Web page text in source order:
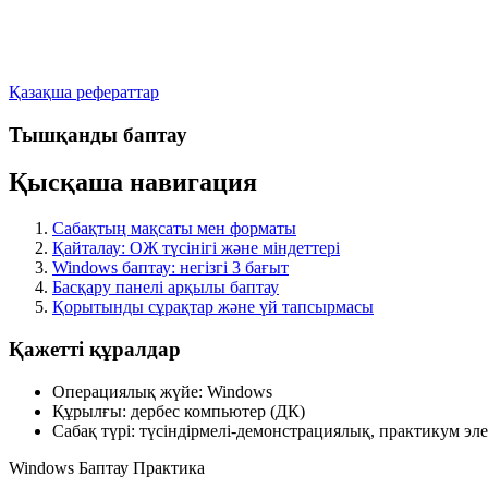
Қазақша рефераттар
Тышқанды баптау
Қысқаша навигация
Сабақтың мақсаты мен форматы
Қайталау: ОЖ түсінігі және міндеттері
Windows баптау: негізгі 3 бағыт
Басқару панелі арқылы баптау
Қорытынды сұрақтар және үй тапсырмасы
Қажетті құралдар
Операциялық жүйе: Windows
Құрылғы: дербес компьютер (ДК)
Сабақ түрі: түсіндірмелі-демонстрациялық, практикум
Windows Баптау Практика